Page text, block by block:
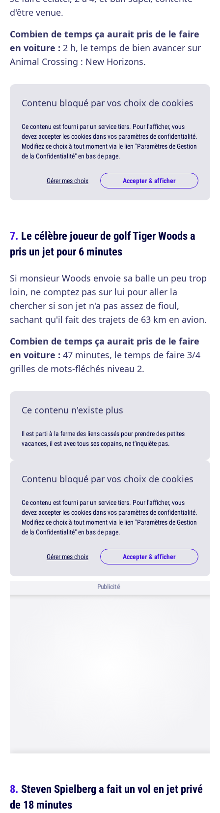
d'être venue.
Combien de temps ça aurait pris de le faire
en voiture : 2 h, le temps de bien avancer sur
Animal Crossing : New Horizons.
Contenu bloqué par vos choix de cookies
Ce contenu est fourni par un service tiers. Pour l'afficher, vous
devez accepter les cookies dans vos paramètres de confidentialité.
Modifiez ce choix à tout moment via le lien "Paramètres de Gestion
de la Confidentialité" en bas de page.
Gérer mes choix Accepter & afficher
Le célèbre joueur de golf Tiger Woods a
pris un jet pour 6 minutes
Si monsieur Woods envoie sa balle un peu trop
loin, ne comptez pas sur lui pour aller la
chercher si son jet n'a pas assez de fioul,
sachant qu'il fait des trajets de 63 km en avion.
Combien de temps ça aurait pris de le faire
en voiture : 47 minutes, le temps de faire 3/4
grilles de mots-fléchés niveau 2.
Ce contenu n'existe plus
Il est parti à la ferme des liens cassés pour prendre des petites
vacances, il est avec tous ses copains, ne t'inquiète pas.
Contenu bloqué par vos choix de cookies
Ce contenu est fourni par un service tiers. Pour l'afficher, vous
devez accepter les cookies dans vos paramètres de confidentialité.
Modifiez ce choix à tout moment via le lien "Paramètres de Gestion
de la Confidentialité" en bas de page.
Gérer mes choix Accepter & afficher
Publicité
Steven Spielberg a fait un vol en jet privé
de 18 minutes